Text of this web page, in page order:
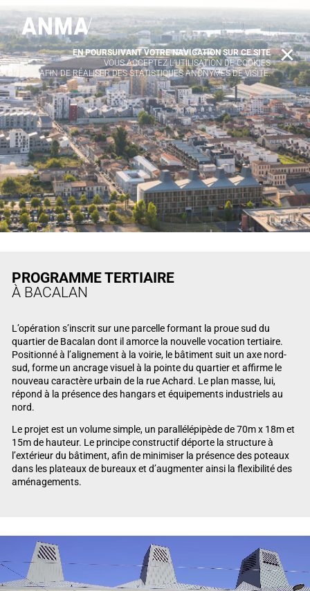
PROGRAMME TERTIAIRE
À BACALAN
L’opération s’inscrit sur une parcelle formant la proue sud du
quartier de Bacalan dont il amorce la nouvelle vocation tertiaire.
Positionné à l’alignement à la voirie, le bâtiment suit un axe nord-
sud, forme un ancrage visuel à la pointe du quartier et affirme le
nouveau caractère urbain de la rue Achard. Le plan masse, lui,
répond à la présence des hangars et équipements industriels au
nord.
Le projet est un volume simple, un parallélépipède de 70m x 18m et
15m de hauteur. Le principe constructif déporte la structure à
l’extérieur du bâtiment, afin de minimiser la présence des poteaux
dans les plateaux de bureaux et d’augmenter ainsi la flexibilité des
aménagements.
Lecteur vidéo
EN POURSUIVANT VOTRE NAVIGATION SUR CE SITE
VOUS ACCEPTEZ L’UTILISATION DE COOKIES
AFIN DE RÉALISER DES STATISTIQUES ANONYMES DE VISITE.
X